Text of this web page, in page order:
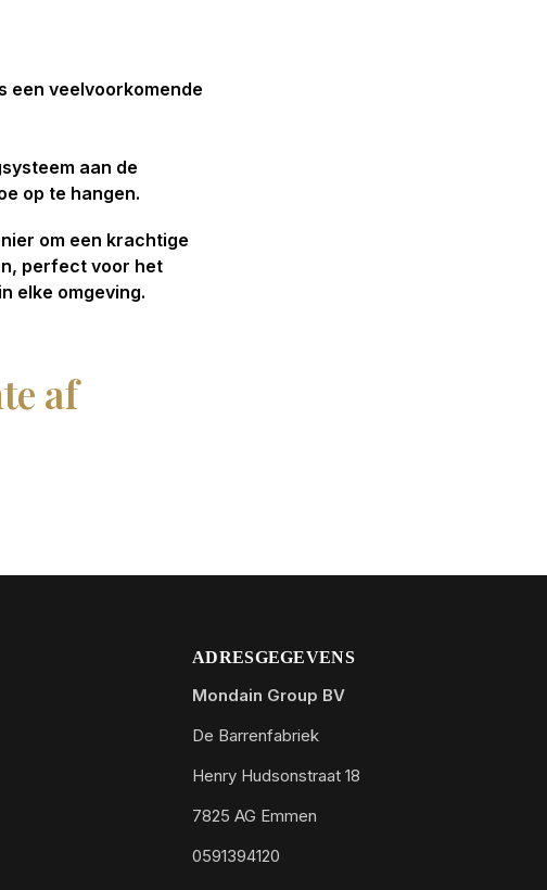
een veelvoorkomende
aan de
op te hangen.
om een krachtige
perfect voor het
elke omgeving.
af
ADRESGEGEVENS
Mondain Group BV
De Barrenfabriek
Henry Hudsonstraat 18
7825 AG Emmen
0591394120